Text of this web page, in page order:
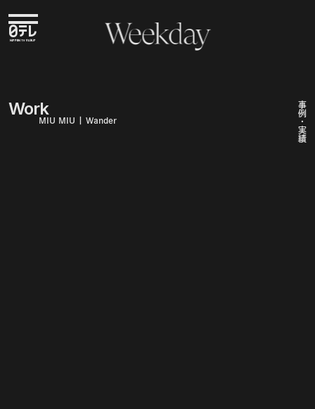
Weekday
Weekday
事例・実績
Work
MIU MIU | Wander